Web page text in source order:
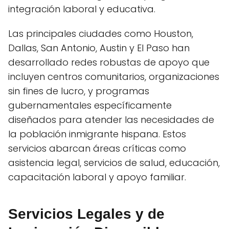
integración laboral y educativa.
Las principales ciudades como Houston,
Dallas, San Antonio, Austin y El Paso han
desarrollado redes robustas de apoyo que
incluyen centros comunitarios, organizaciones
sin fines de lucro, y programas
gubernamentales específicamente
diseñados para atender las necesidades de
la población inmigrante hispana. Estos
servicios abarcan áreas críticas como
asistencia legal, servicios de salud, educación,
capacitación laboral y apoyo familiar.
Servicios Legales y de